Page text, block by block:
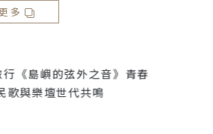
多
《島嶼的弦外之音》青春
歌與樂壇世代共鳴